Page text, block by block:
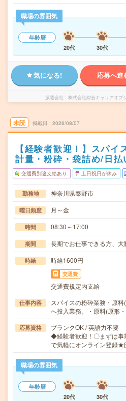
職場の雰囲気
年齢層
20代
30代
気になる! 応募へ進
派遣会社 株式会社綜合キャリアオプ
未読 掲載日 2026/08/07
【経験者歓迎！】スパイ
計量・粉砕・袋詰め/日払
交通費別途支給あり 土日祝日が休み
勤務地 神奈川県秦野市
曜日頻度 月～金
時間 08:30～17:00
期間 長期でお仕事できる方、大
時給 時給1600円
交通費
交通費規定内支給
仕事内容
スパイスの粉砕業務・原
へ投入業務。・原料(原形
応募資格
ブランクOK / 英語力不要
◆経験者歓迎！〇まずは事
で気軽にオンライン登録
職場の雰囲気
年齢層
20代
30代